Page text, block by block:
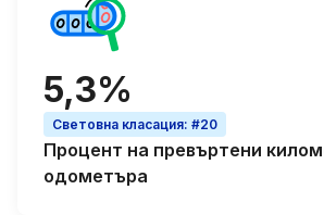
5,3%
Световна класация: #20
Процент на превъртени
одометъра